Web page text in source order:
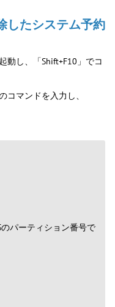
したシステム予約
動し、「Shift+F10」でコ
コマンドを入力し、
のパーティション番号で